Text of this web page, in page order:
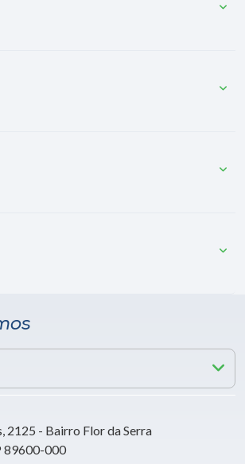
2125 - Bairro Flor da Serra
89600-000